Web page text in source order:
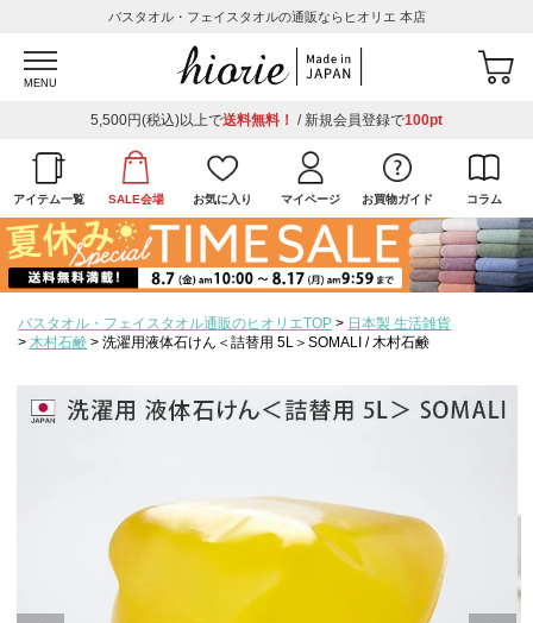
バスタオル・フェイスタオルの通販ならヒオリエ 本店
MENU
5,500円(税込)以上で送料無料！ / 新規会員登録で100pt
アイテム一覧 SALE会場 お気に入り マイページ お買物ガイド コラム
バスタオル・フェイスタオル通販のヒオリエTOP
日本製 生活雑貨
木村石鹸
洗濯用液体石けん＜詰替用 5L＞SOMALI / 木村石鹸